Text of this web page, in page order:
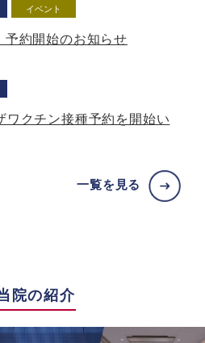
イベント
約開始のお知らせ
ワクチン接種予約を開始い
一覧を見る
院の紹介